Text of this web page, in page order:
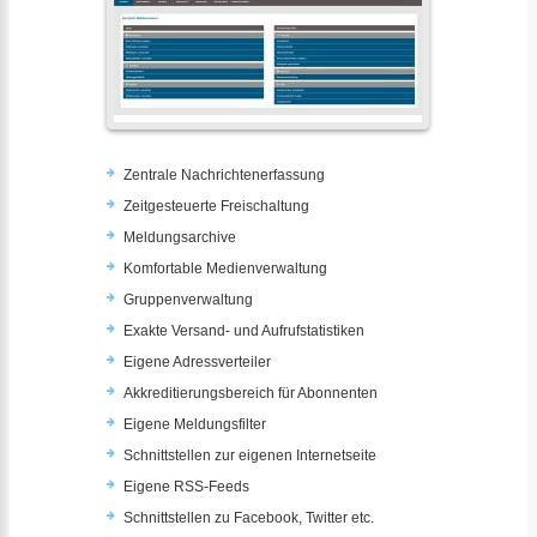
Zentrale Nachrichtenerfassung
Zeitgesteuerte Freischaltung
Meldungsarchive
Komfortable Medienverwaltung
Gruppenverwaltung
Exakte Versand- und Aufrufstatistiken
Eigene Adressverteiler
Akkreditierungsbereich für Abonnenten
Eigene Meldungsfilter
Schnittstellen zur eigenen Internetseite
Eigene RSS-Feeds
Schnittstellen zu Facebook, Twitter etc.